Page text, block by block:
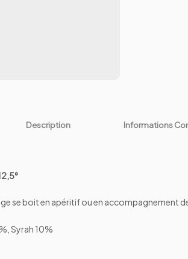
Description Informations
se boit en apéritif ou en accompagnement
Syrah 10%